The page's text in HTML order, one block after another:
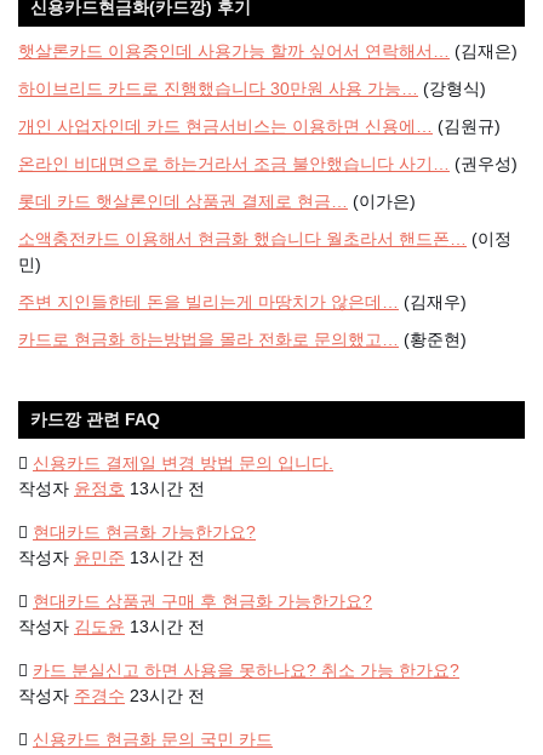
신용카드현금화(카드깡) 후기
햇살론카드 이용중인데 사용가능 할까 싶어서 연락해서… (김재은)
하이브리드 카드로 진행했습니다 30만원 사용 가능… (강형식)
개인 사업자인데 카드 현금서비스는 이용하면 신용에… (김원규)
온라인 비대면으로 하는거라서 조금 불안했습니다 사기… (권우성)
롯데 카드 햇살론인데 상품권 결제로 현금… (이가은)
소액충전카드 이용해서 현금화 했습니다 월초라서 핸드폰… (이정
민)
주변 지인들한테 돈을 빌리는게 마땅치가 않은데… (김재우)
카드로 현금화 하는방법을 몰라 전화로 문의했고… (황준현)
카드깡 관련 FAQ
신용카드 결제일 변경 방법 문의 입니다.
작성자 윤정호 13시간 전
현대카드 현금화 가능한가요?
작성자 윤민준 13시간 전
현대카드 상품권 구매 후 현금화 가능한가요?
작성자 김도윤 13시간 전
카드 분실신고 하면 사용을 못하나요? 취소 가능 한가요?
작성자 주경수 23시간 전
신용카드 현금화 문의 국민 카드